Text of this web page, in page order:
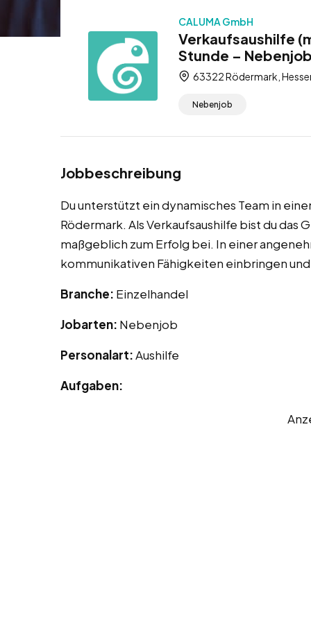
CALUMA GmbH
Verkaufsaushilfe
Stunde –
63322 Rödermark,
Nebenjob
Jobbeschreibung
Du unterstützt ein dynamisches Team in
Rödermark. Als Verkaufsaushilfe bist du das
maßgeblich zum Erfolg bei. In einer
kommunikativen Fähigkeiten einbringen
Branche: Einzelhandel
Jobarten: Nebenjob
Personalart:Aushilfe
Aufgaben: